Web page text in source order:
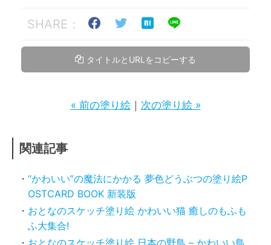
SHARE：
タイトルとURLをコピーする
« 前の塗り絵｜ 次の塗り絵 »
関連記事
“かわいい”の魔法にかかる 夢色どうぶつの塗り絵P
OSTCARD BOOK 新装版
おとなのスケッチ塗り絵 かわいい猫 癒しのもふも
ふ大集合!
おとなのスケッチ塗り絵 日本の野鳥 – かわいい鳥